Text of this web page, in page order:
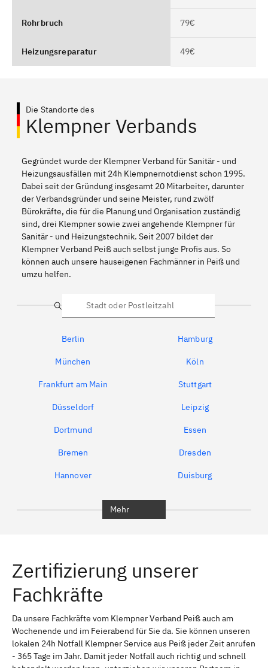
Rohrbruch 79€
Heizungsreparatur 49€
Die Standorte des
Klempner Verbands
Gegründet wurde der Klempner Verband für Sanitär - und
Heizungsausfällen mit 24h Klempnernotdienst schon 1995.
Dabei seit der Gründung insgesamt 20 Mitarbeiter, darunter
der Verbandsgründer und seine Meister, rund zwölf
Bürokräfte, die für die Planung und Organisation zuständig
sind, drei Klempner sowie zwei angehende Klempner für
Sanitär - und Heizungstechnik. Seit 2007 bildet der
Klempner Verband Peiß auch selbst junge Profis aus. So
können auch unsere hauseigenen Fachmänner in Peiß und
umzu helfen.
Suche
Berlin Hamburg
München Köln
Frankfurt am Main Stuttgart
Düsseldorf Leipzig
Dortmund Essen
Bremen Dresden
Hannover Duisburg
Erlangen Bamberg
Bayreuth
Schweinfurt Passau
Freising Rudelsdorf, Mittelfranken
Mehr
Zertifizierung unserer
Fachkräfte
Da unsere Fachkräfte vom Klempner Verband Peiß auch am
Wochenende und im Feierabend für Sie da. Sie können unseren
lokalen 24h Notfall Klempner Service aus Peiß jeder Zeit anrufen
- 365 Tage im Jahr. Damit jeder Notfall auch richtig und schnell